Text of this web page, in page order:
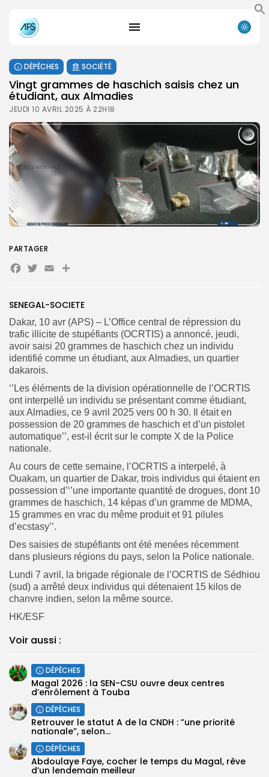
for:
FR
DÉPÊCHES SOCIÉTÉ
Vingt grammes de haschich saisis chez un
étudiant, aux Almadies
JEUDI 10 AVRIL 2025 À 22H18
SENEGAL-SOCIETE
Dakar, 10 avr (APS) – L’Office central de répression du
trafic illicite de stupéfiants (OCRTIS) a annoncé, jeudi,
avoir saisi 20 grammes de haschich chez un individu
identifié comme un étudiant, aux Almadies, un quartier
dakarois.
‘’Les éléments de la division opérationnelle de l’OCRTIS
ont interpellé un individu se présentant comme étudiant,
aux Almadies, ce 9 avril 2025 vers 00 h 30. Il était en
possession de 20 grammes de haschich et d’un pistolet
automatique’’, est-il écrit sur le compte X de la Police
nationale.
Au cours de cette semaine, l’OCRTIS a interpelé, à
Ouakam, un quartier de Dakar, trois individus qui étaient en
possession d’‘’une importante quantité de drogues, dont 10
grammes de haschich, 14 képas d’un gramme de MDMA,
15 grammes en vrac du même produit et 91 pilules
d’ecstasy’’.
Des saisies de stupéfiants ont été menées récemment
dans plusieurs régions du pays, selon la Police nationale.
Lundi 7 avril, la brigade régionale de l’OCRTIS de Sédhiou
(sud) a arrêté deux individus qui détenaient 15 kilos de
chanvre indien, selon la même source.
HK/ESF
Voir aussi :
DÉPÊCHES
Magal 2026 : la SEN-CSU ouvre deux centres
d’enrôlement à Touba
DÉPÊCHES
Retrouver le statut A de la CNDH : ”une priorité
nationale”, selon...
DÉPÊCHES
Abdoulaye Faye, cocher le temps du Magal, rêve
d’un lendemain meilleur
PARTAGER
Facebook
Twitter
EmailPartager